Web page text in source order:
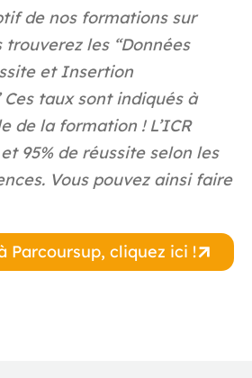
de nos formations sur
trouverez les “Données
et Insertion
taux sont indiqués à
de la formation ! L’ICR
et 95% de réussiteselon les
Vous pouvez ainsi faire
Parcoursup, cliquez ici !